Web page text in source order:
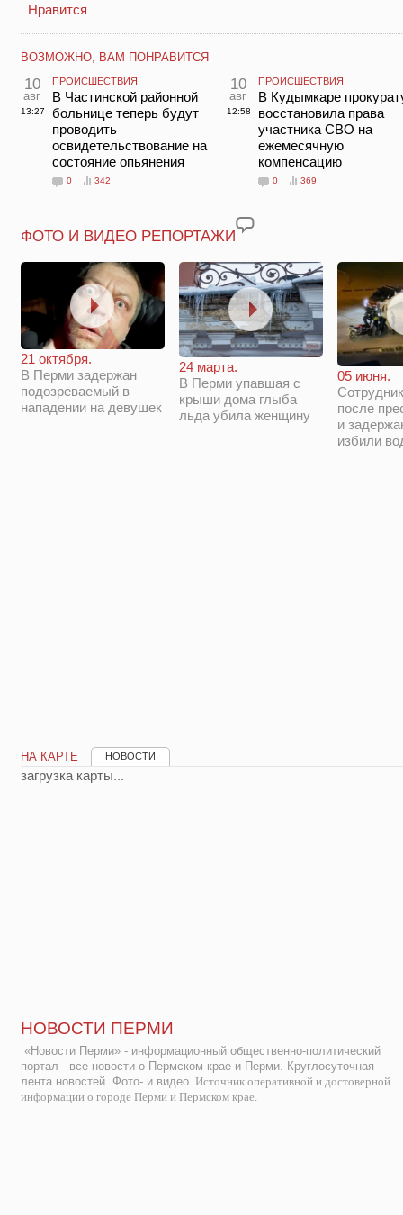
Нравится
ВОЗМОЖНО, ВАМ ПОНРАВИТСЯ
10
авг
13:27
ПРОИСШЕСТВИЯ
В Частинской районной
больнице теперь будут
проводить
освидетельствование на
состояние опьянения
0 342
10
авг
12:58
ПРОИСШЕСТВИЯ
В Кудымкаре
восстановила права
участника СВО на
ежемесячную
компенсацию
0 369
ФОТО И ВИДЕО РЕПОРТАЖИ
21 октября.
В Перми задержан
подозреваемый в
нападении на девушек
24 марта.
В Перми упавшая с
крыши дома глыба
льда убила женщину
05 июня.
после
и
избили
НА КАРТЕ НОВОСТИ
загрузка карты...
НОВОСТИ ПЕРМИ
«Новости Перми» - информационный общественно-политический
портал - все новости о Пермском крае и Перми. Круглосуточная
лента новостей. Фото- и видео. Источник оперативной и достоверной
информации о городе Перми и Пермском крае.